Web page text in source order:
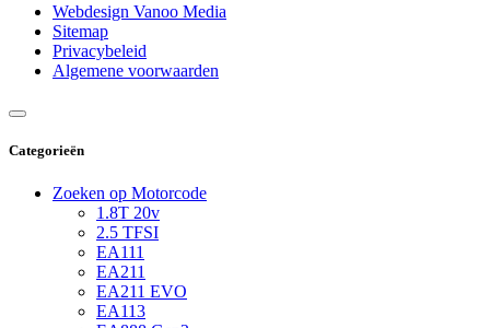
Webdesign Vanoo Media
Sitemap
Privacybeleid
Algemene voorwaarden
Categorieën
Zoeken op Motorcode
1.8T 20v
2.5 TFSI
EA111
EA211
EA211 EVO
EA113